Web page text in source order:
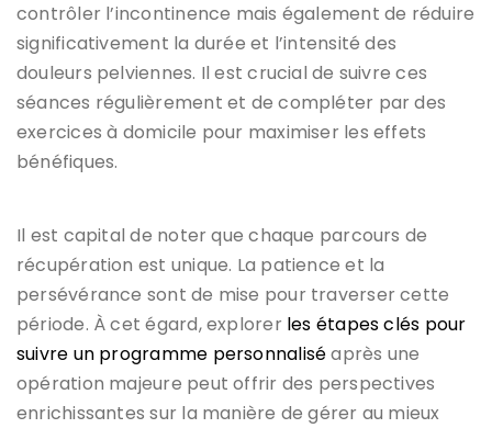
contrôler l’incontinence mais également de réduire
significativement la durée et l’intensité des
douleurs pelviennes. Il est crucial de suivre ces
séances régulièrement et de compléter par des
exercices à domicile pour maximiser les effets
bénéfiques.
Il est capital de noter que chaque parcours de
récupération est unique. La patience et la
persévérance sont de mise pour traverser cette
période. À cet égard, explorer les étapes clés pour
suivre un programme personnaliséaprès une
opération majeure peut offrir des perspectives
enrichissantes sur la manière de gérer au mieux